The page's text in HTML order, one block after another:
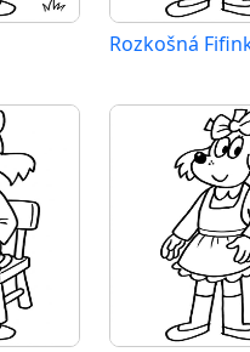
Rozkošná